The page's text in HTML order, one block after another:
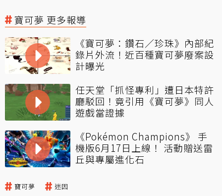
寶可夢 更多報導
《寶可夢：鑽石／珍珠》內部紀
錄片外流！近百種寶可夢廢案設
計曝光
任天堂「抓怪專利」遭日本特許
廳駁回！竟引用《寶可夢》同人
遊戲當證據
《Pokémon Champions》 手
機版6月17日上線！ 活動贈送雷
丘與專屬進化石
寶可夢 迷因